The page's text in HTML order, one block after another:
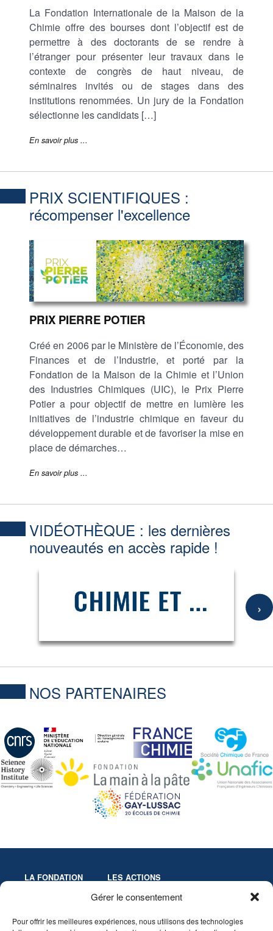
Gérer le consentement
Pour offrir les meilleures expériences, nous utilisons des technologies
La Fondation Internationale de la Maison de la
Chimie offre des bourses dont l’objectif est de
permettre à des doctorants de se rendre à
l’étranger pour présenter leur travaux dans le
contexte de congrès de haut niveau, de
séminaires invités ou de stages dans des
institutions renommées. Un jury de la Fondation
sélectionne les candidats […]
En savoir plus ...
PRIX SCIENTIFIQUES :
récompenser l'excellence
PRIX PIERRE POTIER
Créé en 2006 par le Ministère de l’Économie, des
Finances et de l’Industrie, et porté par la
Fondation de la Maison de la Chimie et l’Union
des Industries Chimiques (UIC), le Prix Pierre
Potier a pour objectif de mettre en lumière les
initiatives de l’industrie chimique en faveur du
développement durable et de favoriser la mise en
place de démarches…
En savoir plus ...
VIDÉOTHÈQUE : les dernières
nouveautés en accès rapide !
›
NOS PARTENAIRES
LA FONDATION
Statuts
LES ACTIONS
Colloques
Innovation-Recherche